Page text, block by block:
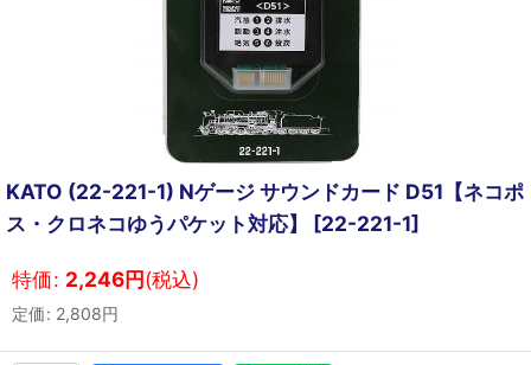
KATO (22-221-1) Nゲージ サウンドカード D51【ネコポ
ス・クロネコゆうパケット対応】 [22-221-1]
特価: 2,246円(税込)
定価: 2,808円